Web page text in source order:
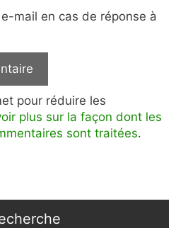
mail en cas de réponse à
pour réduire les
plus sur la façon dont les
sont traitées.